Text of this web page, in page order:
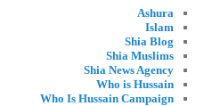
Ashura
Islam
Shia Blog
Shia Muslims
Shia News Agency
Who is Hussain
Who Is Hussain Campaign